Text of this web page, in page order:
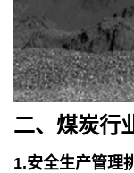
二、 煤炭行
1.安全生产管理